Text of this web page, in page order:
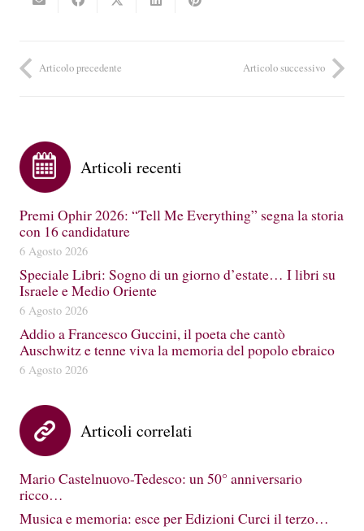
Articolo precedente Articolo successivo
Articoli recenti
Premi Ophir 2026: “Tell Me Everything” segna la storia
con 16 candidature
6 Agosto 2026
Speciale Libri: Sogno di un giorno d’estate… I libri su
Israele e Medio Oriente
6 Agosto 2026
Addio a Francesco Guccini, il poeta che cantò
Auschwitz e tenne viva la memoria del popolo ebraico
6 Agosto 2026
Articoli correlati
Mario Castelnuovo-Tedesco: un 50° anniversario
ricco…
Musica e memoria: esce per Edizioni Curci il terzo…